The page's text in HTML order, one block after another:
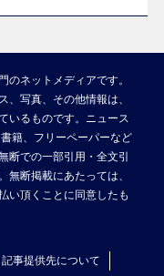
のネットメディアです。
、写真、その他情報は、
いるものです。ニュース
籍、フリーペーパーなど
断での一部引用・全文引
無断掲載にあたっては、
い頂くことに同意したも
記事提供先について